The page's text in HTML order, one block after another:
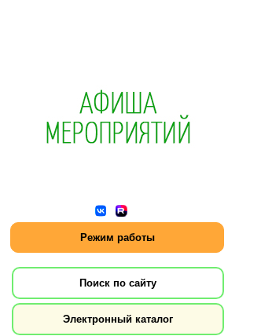
Режим работы
Поиск по сайту
Электронный каталог